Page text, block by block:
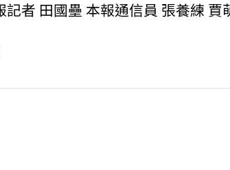
記者 田國壘 本報通信員 張養練